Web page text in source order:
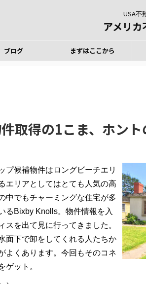
USA不
アメリ
ブログ まずはここから
取得の1こま、ホン
プ候補物件はロングビーチエリ
エリアとしてはとても人気の高
中でもチャーミングな住宅が多
るBixby Knolls。物件情報を入
スを出て見に行ってきました。
面下で卸をしてくれる人たちか
よくあります。今回もそのコネ
ゲット。
、